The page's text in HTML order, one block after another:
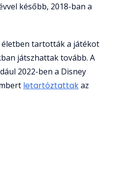
később, 2018-ban a
tartották a játékot
játszhattak tovább. A
2022-ben a Disney
letartóztattakaz